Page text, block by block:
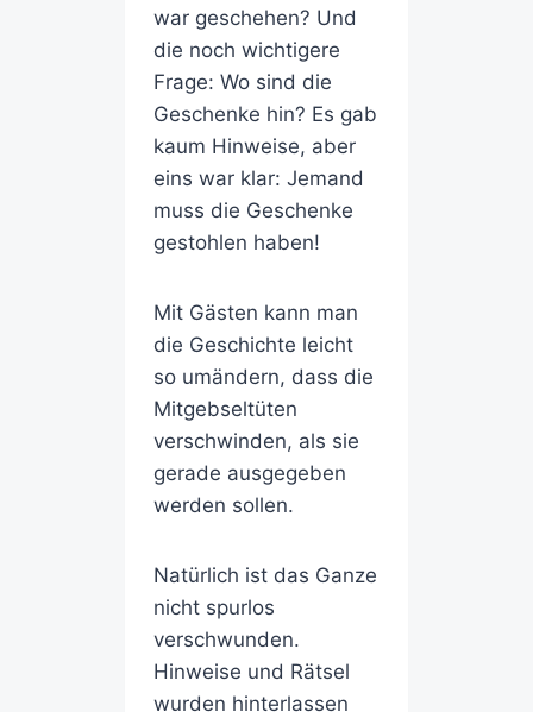
war geschehen? Und
die noch wichtigere
Frage: Wo sind die
Geschenke hin? Es gab
kaum Hinweise, aber
eins war klar: Jemand
muss die Geschenke
gestohlen haben!
Mit Gästen kann man
die Geschichte leicht
so umändern, dass die
Mitgebseltüten
verschwinden, als sie
gerade ausgegeben
werden sollen.
Natürlich ist das Ganze
nicht spurlos
verschwunden.
Hinweise und Rätsel
wurden hinterlassen